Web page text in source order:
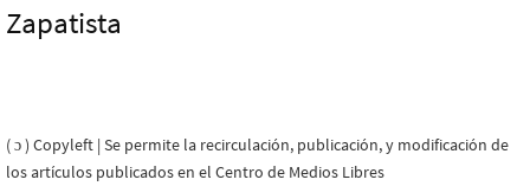
Zapatista
( ɔ ) Copyleft | Se permite la recirculación, publicación, y modificación de
los artículos publicados en el Centro de Medios Libres